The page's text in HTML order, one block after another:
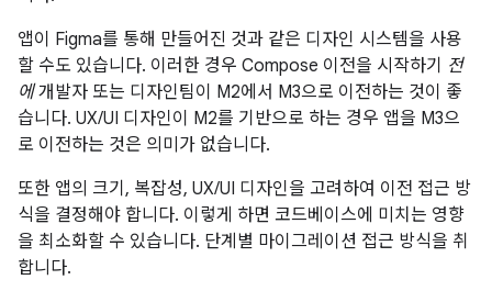
앱이 Figma를 통해 만들어진 것과 같은 디자인 시스템을 사용
할 수도 있습니다. 이러한 경우 Compose 이전을 시작하기 전
에개발자 또는 디자인팀이 M2에서 M3으로 이전하는 것이 좋
습니다. UX/UI 디자인이 M2를 기반으로 하는 경우 앱을 M3으
로 이전하는 것은 의미가 없습니다.
또한 앱의 크기, 복잡성, UX/UI 디자인을 고려하여 이전 접근 방
식을 결정해야 합니다. 이렇게 하면 코드베이스에 미치는 영향
을 최소화할 수 있습니다. 단계별 마이그레이션 접근 방식을 취
합니다.